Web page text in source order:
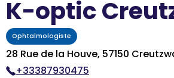
K-optic
Ophtalmologiste
28 Rue de la Houve, 57150
+33387930475